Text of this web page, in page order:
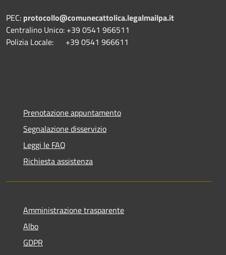
PEC: protocollo@comunecattolica.legalmailpa.it
Centralino Unico: +39 0541 966511
Polizia Locale: +39 0541 966611
Prenotazione appuntamento
Segnalazione disservizio
Leggi le FAQ
Richiesta assistenza
Amministrazione trasparente
Albo
GDPR